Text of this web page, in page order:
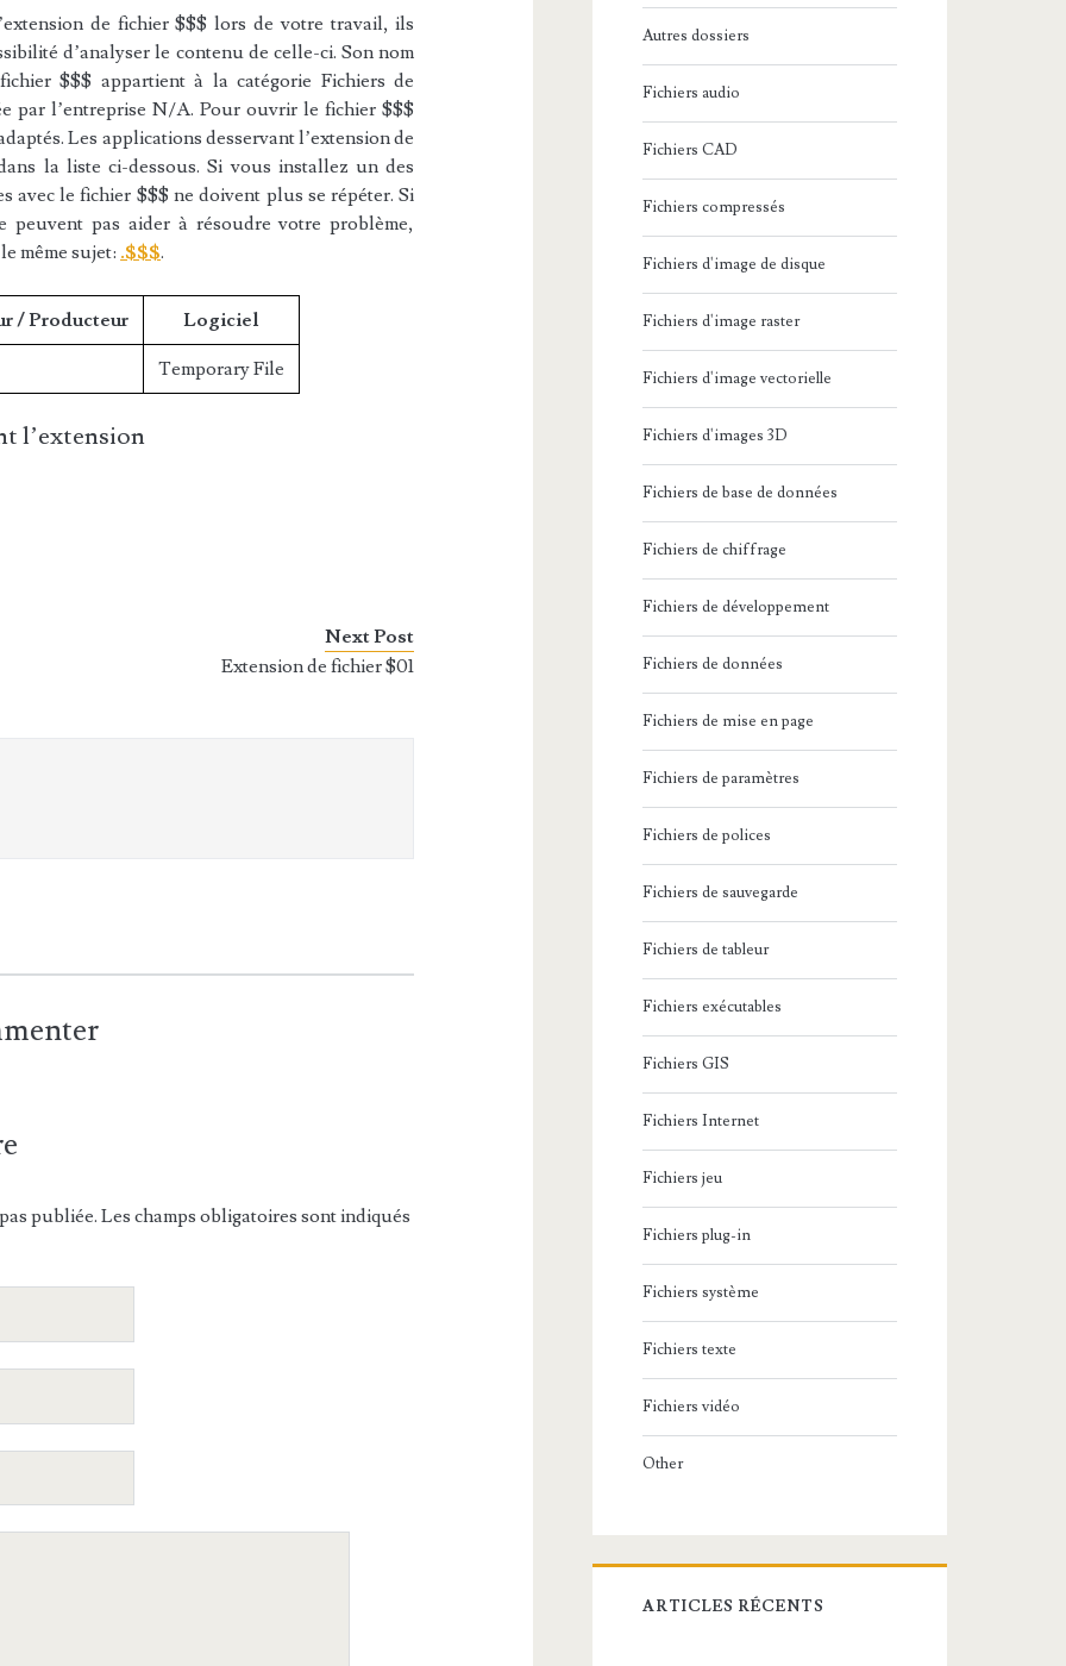
de fichier $$$ lors de votre travail, ils
d’analyser le contenu de celle-ci. Son nom
$$$ appartient à la catégorie Fichiers de
par l’entreprise N/A. Pour ouvrir le fichier $$$
Les applications desservant l’extension de
la liste ci-dessous. Si vous installez un des
avec le fichier $$$ ne doivent plus se répéter. Si
peuvent pas aider à résoudre votre problème,
même sujet: .$$$.
/ Producteur Logiciel
Temporary File
l’extension
Next Post
Extension de fichier $01
publiée. Les champs obligatoires sont indiqués
Autres dossiers
Fichiers audio
Fichiers CAD
Fichiers compressés
Fichiers d'image de disque
Fichiers d'image raster
Fichiers d'image vectorielle
Fichiers d'images 3D
Fichiers de base de données
Fichiers de chiffrage
Fichiers de développement
Fichiers de données
Fichiers de mise en page
Fichiers de paramètres
Fichiers de polices
Fichiers de sauvegarde
Fichiers de tableur
Fichiers exécutables
Fichiers GIS
Fichiers Internet
Fichiers jeu
Fichiers plug-in
Fichiers système
Fichiers texte
Fichiers vidéo
Other
ARTICLES RÉCENTS